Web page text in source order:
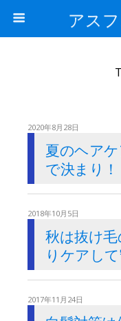
アス
2020年8月28日
夏のヘア
で決まり！
2018年10月5日
秋は抜け
りケアし
2017年11月24日